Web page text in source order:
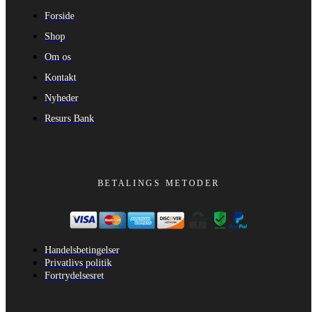
Forside
Shop
Om os
Kontakt
Nyheder
Resurs Bank
BETALINGS METODER
Handelsbetingelser
Privatlivs politik
Fortrydelsesret